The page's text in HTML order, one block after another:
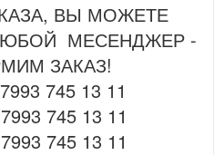
ВЫ МОЖЕТЕ
МЕСЕНДЖЕР -
ЗАКАЗ!
745 13 11
745 13 11
745 13 11